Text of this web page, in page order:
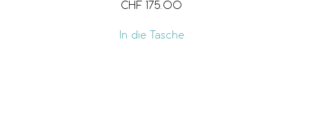
CHF 175.00
In die Tasche